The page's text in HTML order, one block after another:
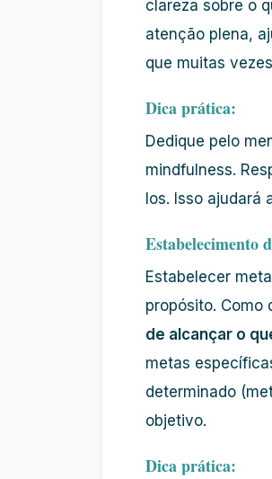
clareza sobre o
atenção plena,
que muitas
Dica prática:
Dedique pelo
mindfulness.
los. Isso
Estabelecimento
Estabelecer
propósito. Como
de alcançar o
metas
determinado
objetivo.
Dica prática: